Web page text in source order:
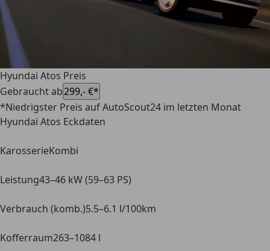
Hyundai Atos Preis
Gebraucht ab299,- €*
*Niedrigster Preis auf AutoScout24 im letzten Monat
Hyundai Atos Eckdaten
KarosserieKombi
Leistung43–46 kW (59–63 PS)
Verbrauch (komb.)5.5–6.1 l/100km
Kofferraum263–1084 l